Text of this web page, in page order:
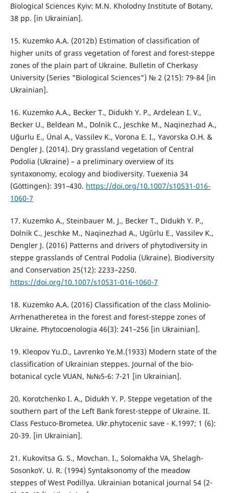
Biological Sciences Kyiv: M.N. Kholodny Institute of Botany,
38 pp. [in Ukrainian].
15. Kuzemko A.A. (2012b) Estimation of classification of
higher units of grass vegetation of forest and forest-steppe
zones of the plain part of Ukraine. Bulletin of Cherkasy
University (Series "Biological Sciences") № 2 (215): 79-84 [in
Ukrainian].
16. Kuzemko A.A., Becker T., Didukh Y. P., Ardelean I. V.,
Becker U., Beldean M., Dolnik C., Jeschke M., Naqinezhad A.,
Uğurlu E., Ünal A., Vassilev K., Vorona E. I., Yavorska O.H. &
Dengler J. (2014). Dry grassland vegetation of Central
Podolia (Ukraine) – a preliminary overview of its
syntaxonomy, ecology and biodiversity. Tuexenia 34
(Göttingen): 391–430. https://doi.org/10.1007/s10531-016-
1060-7
17. Kuzemko A., Steinbauer M. J., Becker T., Didukh Y. P.,
Dolnik C., Jeschke M., Naqinezhad A., Ug˘urlu E., Vassilev K.,
Dengler J. (2016) Patterns and drivers of phytodiversity in
steppe grasslands of Central Podolia (Ukraine). Biodiversity
and Conservation 25(12): 2233–2250.
https://doi.org/10.1007/s10531-016-1060-7
18. Kuzemko A.A. (2016) Classification of the class Molinio-
Arrhenatheretea in the forest and forest-steppe zones of
Ukraine. Phytocoenologia 46(3): 241–256 [in Ukrainian].
19. Kleopov Yu.D., Lavrenko Ye.M.(1933) Modern state of the
classification of Ukrainian steppes. Journal of the bio-
botanical cycle VUAN, №№5-6: 7-21 [in Ukrainian].
20. Korotchenko I. A., Didukh Y. P. Steppe vegetation of the
southern part of the Left Bank forest-steppe of Ukraine. II.
Class Festuco-Brometea. Ukr.phytocenic save - K.1997; 1 (6):
20-39. [in Ukrainian].
21. Kukovitsa G. S., Movchan. I., Solomakhа VA, Shelagh-
SosonkoY. U. R. (1994) Syntaksonomy of the meadow
steppes of West Podillya. Ukrainian botanical journal 54 (2-